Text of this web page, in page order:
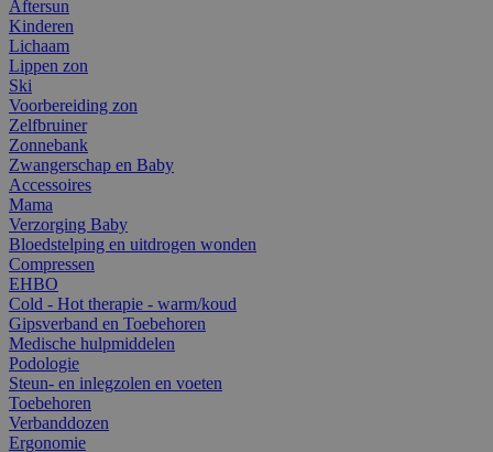
Aftersun
Kinderen
Lichaam
Lippen zon
Ski
Voorbereiding zon
Zelfbruiner
Zonnebank
Zwangerschap en Baby
Accessoires
Mama
Verzorging Baby
Bloedstelping en uitdrogen wonden
Compressen
EHBO
Cold - Hot therapie - warm/koud
Gipsverband en Toebehoren
Medische hulpmiddelen
Podologie
Steun- en inlegzolen en voeten
Toebehoren
Verbanddozen
Ergonomie